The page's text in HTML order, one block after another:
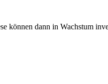
können dann in Wachstum